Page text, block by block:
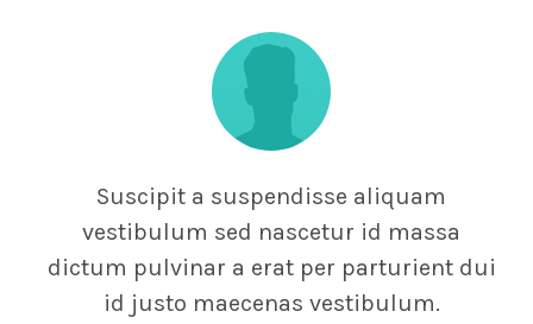
Suscipit a suspendisse aliquam
vestibulum sed nascetur id massa
dictum pulvinar a erat per parturient dui
id justo maecenas vestibulum.